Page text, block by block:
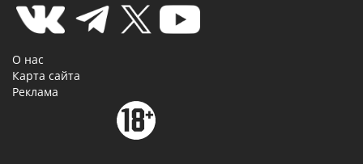
О нас
Карта сайта
Реклама